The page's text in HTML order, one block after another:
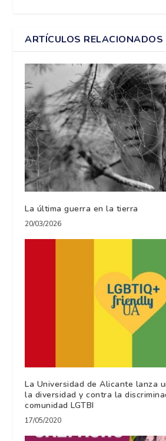
ARTÍCULOS RELACIONADOS
La última guerra en la tierra
20/03/2026
La Universidad de Alicante lanza
la diversidad y contra la
comunidad LGTBI
17/05/2020